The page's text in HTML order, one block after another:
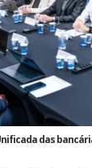
das